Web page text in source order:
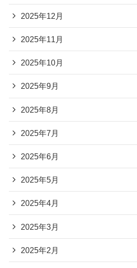
2025年12月
2025年11月
2025年10月
2025年9月
2025年8月
2025年7月
2025年6月
2025年5月
2025年4月
2025年3月
2025年2月